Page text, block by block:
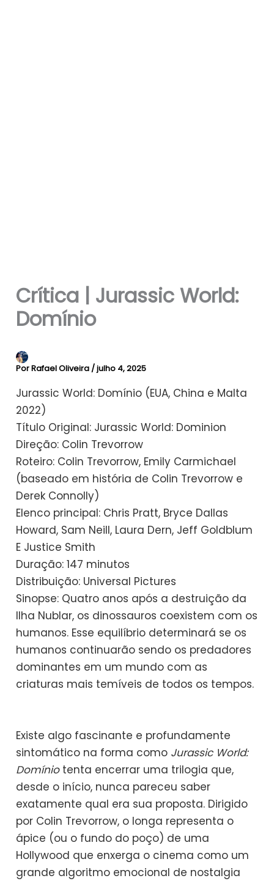
Crítica | Jurassic World:
Domínio
PorRafael Oliveira /julho 4, 2025
Jurassic World: Domínio (EUA, China e Malta
2022)
Título Original: Jurassic World: Dominion
Direção: Colin Trevorrow
Roteiro: Colin Trevorrow, Emily Carmichael
(baseado em história de Colin Trevorrow e
Derek Connolly)
Elenco principal: Chris Pratt, Bryce Dallas
Howard, Sam Neill, Laura Dern, Jeff Goldblum
E Justice Smith
Duração: 147 minutos
Distribuição: Universal Pictures
Sinopse: Quatro anos após a destruição da
Ilha Nublar, os dinossauros coexistem com os
humanos. Esse equilíbrio determinará se os
humanos continuarão sendo os predadores
dominantes em um mundo com as
criaturas mais temíveis de todos os tempos.
Existe algo fascinante e profundamente
sintomático na forma como Jurassic World:
Domíniotenta encerrar uma trilogia que,
desde o início, nunca pareceu saber
exatamente qual era sua proposta. Dirigido
por Colin Trevorrow, o longa representa o
ápice (ou o fundo do poço) de uma
Hollywood que enxerga o cinema como um
grande algoritmo emocional de nostalgia